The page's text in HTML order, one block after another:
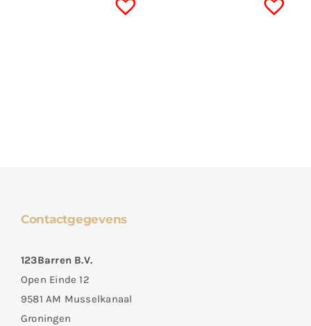
Contactgegevens
123Barren B.V.
Open Einde 12
9581 AM Musselkanaal
Groningen